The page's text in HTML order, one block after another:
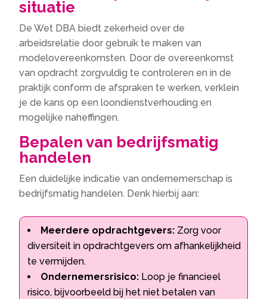
situatie
De Wet DBA biedt zekerheid over de
arbeidsrelatie door gebruik te maken van
modelovereenkomsten. Door de overeenkomst
van opdracht zorgvuldig te controleren en in de
praktijk conform de afspraken te werken, verklein
je de kans op een loondienstverhouding en
mogelijke naheffingen.
Bepalen van bedrijfsmatig
handelen
Een duidelijke indicatie van ondernemerschap is
bedrijfsmatig handelen. Denk hierbij aan:
Meerdere opdrachtgevers: Zorg voor
diversiteit in opdrachtgevers om afhankelijkheid
te vermijden.
Ondernemersrisico: Loop je financieel
risico, bijvoorbeeld bij het niet betalen van